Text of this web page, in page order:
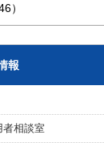
）
報
者相談室